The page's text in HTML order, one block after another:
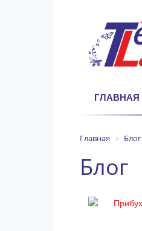
ГЛАВНАЯ
Главная Блог
Блог